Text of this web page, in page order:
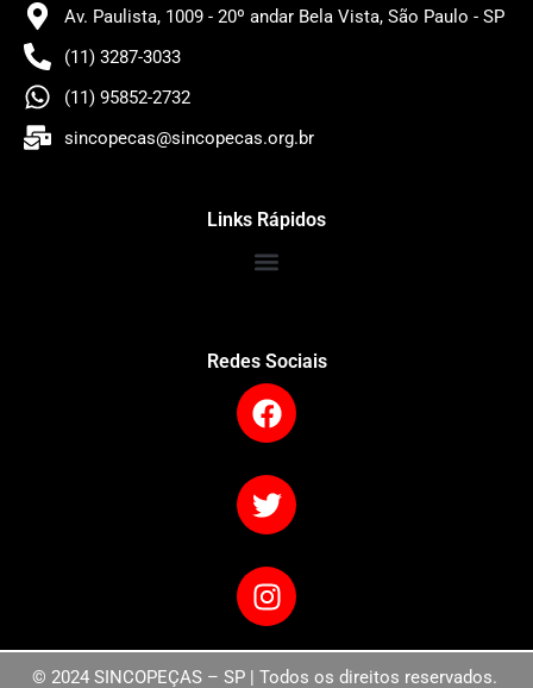
Av. Paulista, 1009 - 20º andar Bela Vista, São Paulo - SP
(11) 3287-3033
(11) 95852-2732
sincopecas@sincopecas.org.br
Links Rápidos
Redes Sociais
© 2024 SINCOPEÇAS – SP | Todos os direitos reservados.